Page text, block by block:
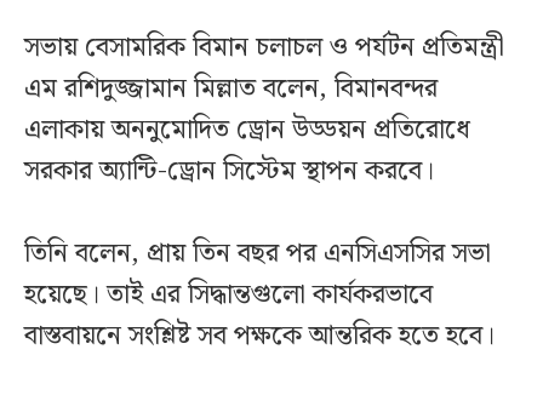
সভায় বেসামরিক বিমান চলাচল ও পর্যটন প্রতিমন্ত্রী
এম রশিদুজ্জামান মিল্লাত বলেন, বিমানবন্দর
এলাকায় অননুমোদিত ড্রোন উড্ডয়ন প্রতিরোধে
সরকার অ্যান্টি-ড্রোন সিস্টেম স্থাপন করবে।
তিনি বলেন, প্রায় তিন বছর পর এনসিএসসির সভা
হয়েছে। তাই এর সিদ্ধান্তগুলো কার্যকরভাবে
বাস্তবায়নে সংশ্লিষ্ট সব পক্ষকে আন্তরিক হতে হবে।